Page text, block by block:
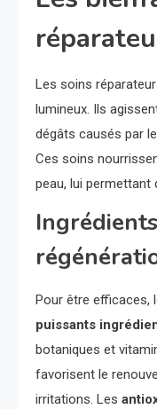
Les soins
lumineux. Ils
dégâts causés par
Ces soins
peau, lui permettant
Pour être efficaces,
puissants
botaniques et
favorisent le
irritations. Les